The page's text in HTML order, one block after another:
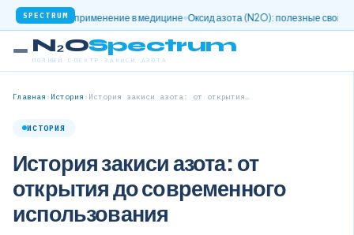
SPECTRUM
и его применение в медицине Оксид азота (N2O): полезные свойства и
N₂OSpectrum
ПОЛНЫЙ СПЕКТР ЗАКИСИ АЗОТА
Главная › История › История закиси азота: от открытия…
ИСТОРИЯ
История закиси азота: от
открытия до современного
использования